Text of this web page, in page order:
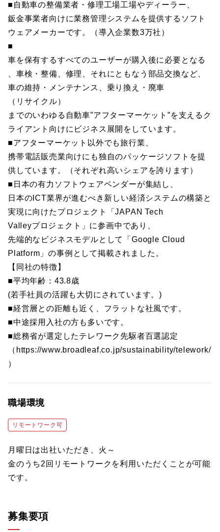
■自動車の整備業者・修理工場工場やディーラー、
鈑金事業者向けに業務管理システムを提供するソフト
ウェアメーカーです。（導入企業数3万社）
■
車を保有するすべてのユーザーが購入後に必要となる
、車検・整備、修理、それにともなう部品交換など、
車の維持・メンテナンス、乗り換え・廃車
（リサイクル）
までのいわゆる自動車”アフターマーケット”を支えるク
ライアント向けにビジネス展開をしています。
■アフターマーケット以外でも旅行業、
携帯電話販売業向けにも独自のパッケージソフトを提
供しています。（それぞれ高いシェアを誇ります）
■日本の有力ソフトウェアベンダーが集結し、
日本のICT業界が進むべき新しい経済システムの構築と
実現に向けたプロジェクト「JAPAN Tech
Valleyプロジェクト」に参画中であり、
先端的なビジネスモデルとして「Google Cloud
Platform」の事例として掲載されました。
【同社の特徴】
■平均年齢：43.8歳
(若手社員の活躍も大切にされています。)
■経営層との距離も近く、フラットな社風です。
■中途採用入社の方も多いです。
■総務省が選定したテレワーク先駆者百選認定
（https://www.broadleaf.co.jp/sustainability/telework/
）
職場環境
リモートワーク可
月曜日は出社いただき、火～
金のうち2回リモートワークを利用いただくことが可能
です。
募集要項